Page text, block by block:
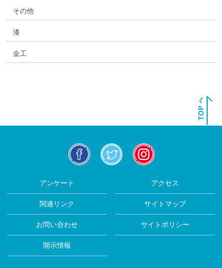
その他
漆
金工
アンケート
アクセス
関連リンク サイトマップ
お問い合わせ サイトポリシー
開示情報